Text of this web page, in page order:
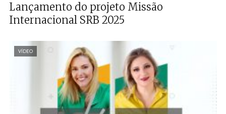
Lançamento do projeto Missão
Internacional SRB 2025
VÍDEO